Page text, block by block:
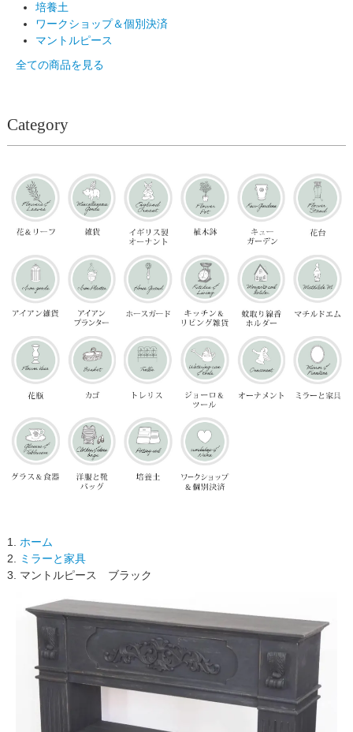
培養土
ワークショップ＆個別決済
マントルピース
全ての商品を見る
Category
ホーム
ミラーと家具
マントルピース ブラック